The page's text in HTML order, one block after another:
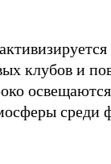
клубов и
среди